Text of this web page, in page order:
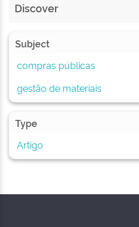
Discover
Subject
compras públicas
gestão de materiais
Type
Artigo